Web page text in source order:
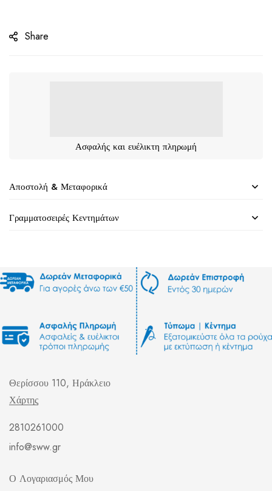
Share
Ασφαλής και ευέλικτη πληρωμή
Αποστολή & Μεταφορικά
Γραμματοσειρές Κεντημάτων
Θερίσσου 110, Ηράκλειο
Χάρτης
2810261000
info@sww.gr
Ο Λογαριασμός Μου